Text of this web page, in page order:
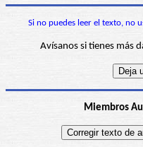
Si no puedes leer el texto, no
Avísanos si tienes más
Miembros